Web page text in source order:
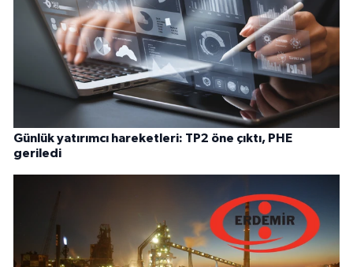
Günlük yatırımcı hareketleri: TP2 öne çıktı, PHE
geriledi